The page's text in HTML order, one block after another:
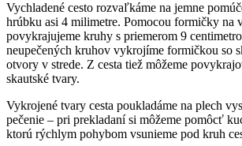
Vychladené cesto rozvaľkáme na jemne
hrúbku asi 4 milimetre. Pomocou formičky na
povykrajujeme kruhy s priemerom 9
neupečených kruhov vykrojíme formičkou so
otvory v strede. Z cesta tiež môžeme
skautské tvary.
Vykrojené tvary cesta poukladáme na plech
pečenie – pri prekladaní si môžeme pomôcť
ktorú rýchlym pohybom vsunieme pod kruh